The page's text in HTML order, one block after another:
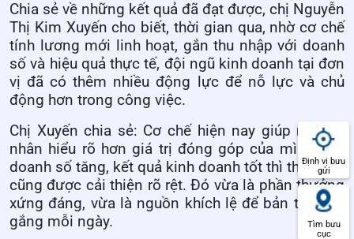
Chia sẻ về những kết quả đã đạt được, chị Nguyễn
Thị Kim Xuyến cho biết, thời gian qua, nhờ cơ chế
tính lương mới linh hoạt, gắn thu nhập với doanh
số và hiệu quả thực tế, đội ngũ kinh doanh tại đơn
vị đã có thêm nhiều động lực để nỗ lực và chủ
động hơn trong công việc.
Chị Xuyến chia sẻ: Cơ chế hiện nay giúp mỗi cá
nhân hiểu rõ hơn giá trị đóng góp của mình. Khi
doanh số tăng, kết quả kinh doanh tốt thì thu nhập
cũng được cải thiện rõ rệt. Đó vừa là phần thưởng
xứng đáng, vừa là nguồn khích lệ để bản thân cố
gắng mỗi ngày.
Định vị bưu
gửi
Tìm bưu
cục